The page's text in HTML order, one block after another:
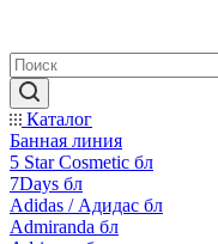
Каталог
Банная линия
5 Star Cosmetic бл
7Days бл
Adidas / Адидас бл
Admiranda бл